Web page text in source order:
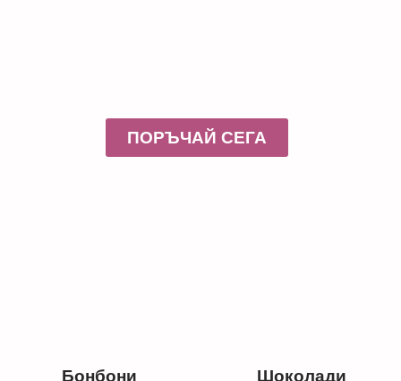
ПОРЪЧАЙ СЕГА
Бонбони Шоколади